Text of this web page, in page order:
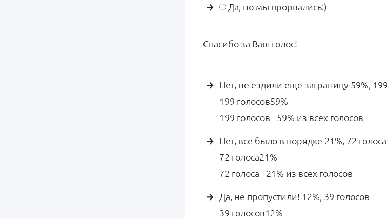
Да, но мы прорвались:)
Спасибо за Ваш голос!
Нет, не ездили еще заграницу 59%, 199
199 голосов59%
199 голосов - 59% из всех голосов
Нет, все было в порядке 21%, 72 голоса
72 голоса21%
72 голоса - 21% из всех голосов
Да, не пропустили! 12%, 39 голосов
39 голосов12%